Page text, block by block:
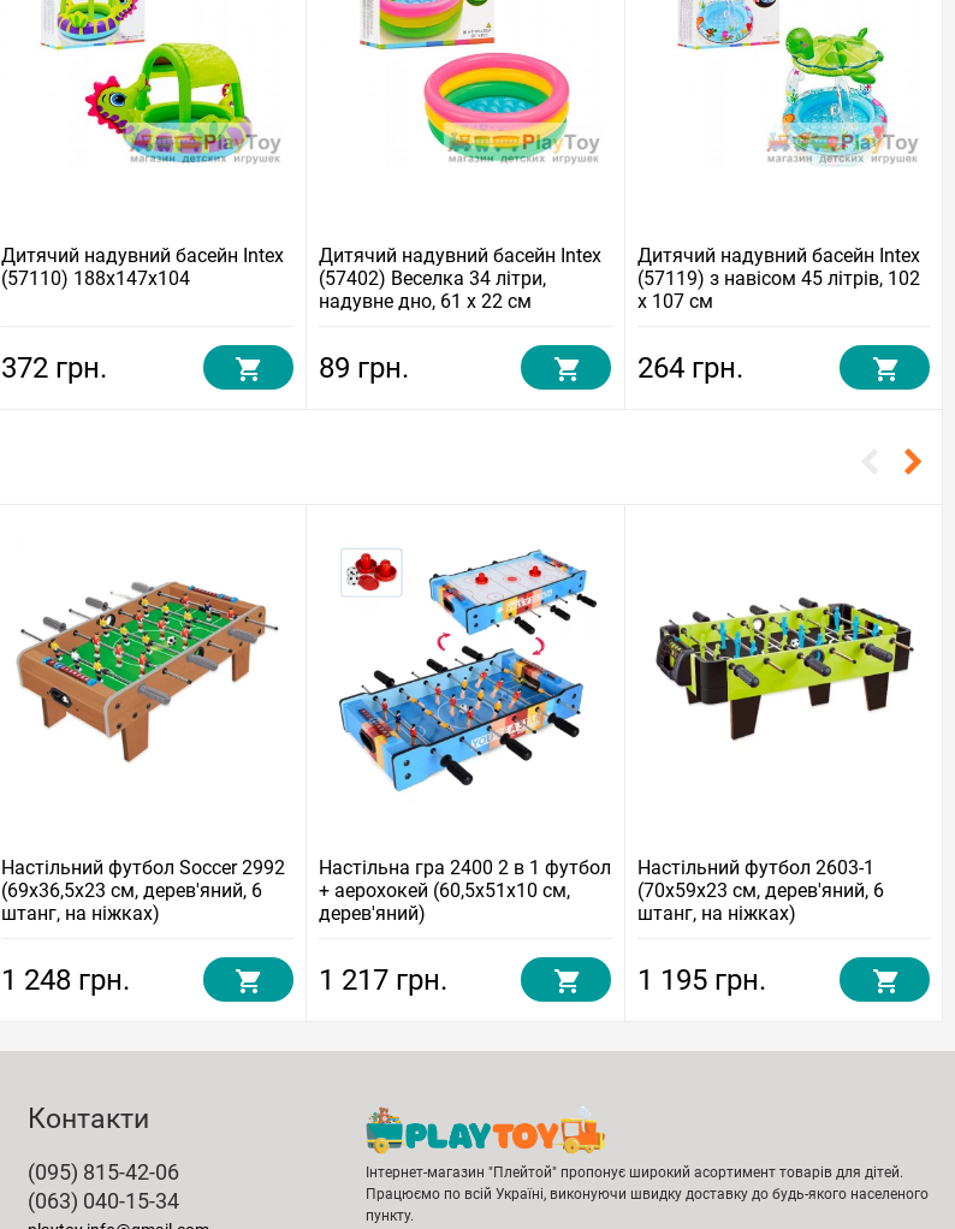
Дитячий надувний басейн Intex
(57110) 188x147x104
372 грн.
Дитячий надувний басейн Intex
(57402) Веселка 34 літри,
надувне дно, 61 x 22 см
89 грн.
Дитячий надувний басейн Intex
(57119) з навісом 45 літрів, 102
x 107 см
264 грн.
Настільний футбол Soccer 2992
(69x36,5x23 см, дерев'яний, 6
штанг, на ніжках)
1 248 грн.
Настільна гра 2400 2 в 1 футбол
+ аерохокей (60,5x51x10 см,
дерев'яний)
1 217 грн.
Настільний футбол 2603-1
(70x59x23 см, дерев'яний, 6
штанг, на ніжках)
1 195 грн.
Контакти
(095) 815-42-06
(063) 040-15-34
Інтернет-магазин "Плейтой" пропонує широкий асортимент товарів для дітей.
Працюємо по всій Україні, виконуючи швидку доставку до будь-якого населеного
пункту.